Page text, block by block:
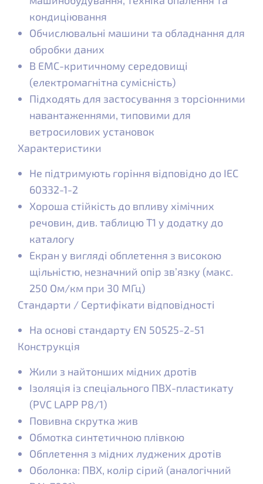
кондиціювання
Обчислювальні машини та обладнання для
обробки даних
В ЕМС-критичному середовищі
(електромагнітна сумісність)
Підходять для застосування з торсіонними
навантаженнями, типовими для
ветросилових установок
Характеристики
Не підтримують горіння відповідно до IEC
60332-1-2
Хороша стійкість до впливу хімічних
речовин, див. таблицю Т1 у додатку до
каталогу
Екран у вигляді обплетення з високою
щільністю, незначний опір зв’язку (макс.
250 Ом/км при 30 МГц)
Стандарти / Сертифікати відповідності
На основі стандарту EN 50525-2-51
Конструкція
Жили з найтонших мідних дротів
Ізоляція із спеціального ПВХ-пластикату
(PVC LAPP P8/1)
Повивна скрутка жив
Обмотка синтетичною плівкою
Обплетення з мідних луджених дротів
Оболонка: ПВХ, колір сірий (аналогічний